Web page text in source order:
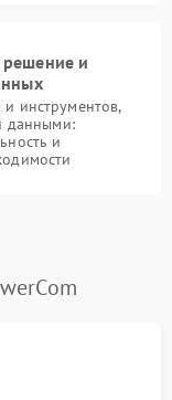
и
инструментов,
данными:
и